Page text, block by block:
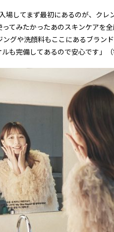
場してまず最初にあるのが、クレ
てみたかったあのスキンケアを
グや洗顔料もここにあるブラン
も完備してあるので安心です」（